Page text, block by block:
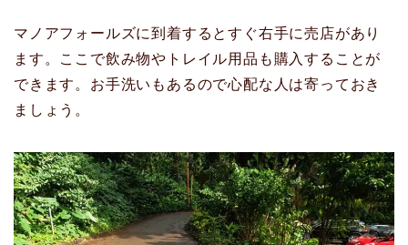
マノアフォールズに到着するとすぐ右手に売店があり
ます。ここで飲み物やトレイル用品も購入することが
できます。お手洗いもあるので心配な人は寄っておき
ましょう。